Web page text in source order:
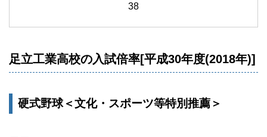
38
足立工業高校の入試倍率[平成30年度(2018年)]
硬式野球＜文化・スポーツ等特別推薦＞